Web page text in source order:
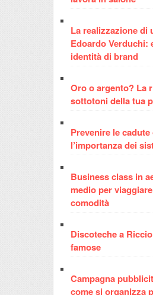
La realizzazione di
Edoardo Verduchi:
identità di brand
Oro o argento? La
sottotoni della tua
Prevenire le cadute
l’importanza dei
Business class in
medio per
comodità
Discoteche a
famose
Campagna
come si organizza